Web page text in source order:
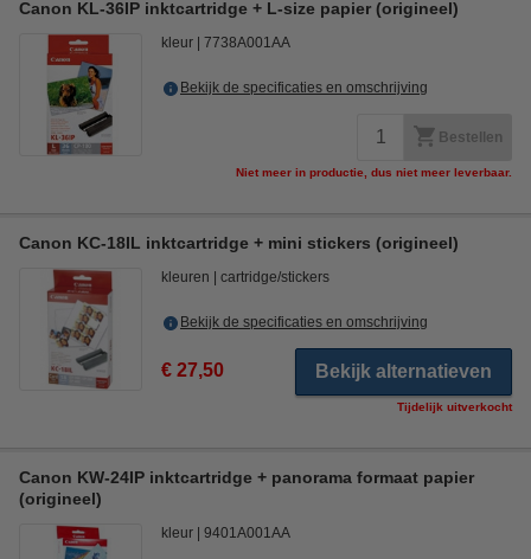
Canon KL-36IP inktcartridge + L-size papier (origineel)
kleur 7738A001AA
Bekijk de specificaties en omschrijving
Bestellen
Niet meer in productie, dus niet meer leverbaar.
Canon KC-18IL inktcartridge + mini stickers (origineel)
kleuren cartridge/stickers
Bekijk de specificaties en omschrijving
€ 27,50 Bekijk alternatieven
Tijdelijk uitverkocht
Canon KW-24IP inktcartridge + panorama formaat papier
(origineel)
kleur 9401A001AA